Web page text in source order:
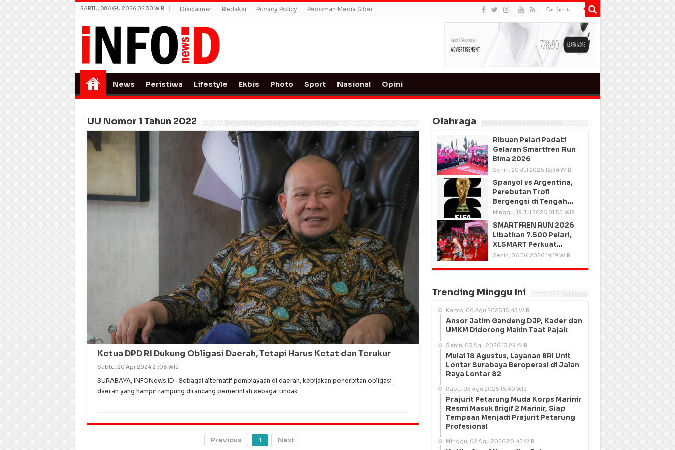
SABTU, 08 AGU 2026 02:30 WIB Disclaimer Redaksi Privacy Policy Pedoman Media Siber
News Peristiwa Lifestyle Ekbis Photo Sport Nasional Opini
UU Nomor 1 Tahun 2022
Ketua DPD RI Dukung Obligasi Daerah, Tetapi Harus Ketat dan Terukur
Sabtu, 20 Apr 2024 21:08 WIB
SURABAYA, INFONews.ID -Sebagai alternatif pembiayaan di daerah, kebijakan penerbitan obligasi
daerah yang hampir rampung dirancang pemerintah sebagai tindak
Previous 1 Next
Olahraga
Ribuan Pelari Padati
Gelaran Smartfren Run
Bima 2026
Senin, 20 Jul 2026 12:34 WIB
Spanyol vs Argentina,
Perebutan Trofi
Bergengsi di Tengah
Semangat Persatuan
Minggu, 19 Jul 2026 01:55 WIB
SMARTFREN RUN 2026
Libatkan 7.500 Pelari,
XLSMART Perkuat
Kedekatan dengan
Senin, 06 Jul 2026 14:19 WIB
Trending Minggu Ini
Kamis, 06 Agu 2026 18:45 WIB
Ansor Jatim Gandeng DJP, Kader dan
UMKM Didorong Makin Taat Pajak
Senin, 03 Agu 2026 13:29 WIB
Mulai 18 Agustus, Layanan BRI Unit
Lontar Surabaya Beroperasi di Jalan
Raya Lontar 82
Rabu, 05 Agu 2026 18:40 WIB
Prajurit Petarung Muda Korps Marinir
Resmi Masuk Brigif 2 Marinir, Siap
Tempaan Menjadi Prajurit Petarung
Profesional
Minggu, 02 Agu 2026 20:42 WIB